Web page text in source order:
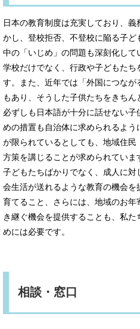
日本の教育制度は充実しており、
かし、登校拒否、不登校に陥る子
中の「いじめ」の問題も深刻化し
学校だけでなく、行政や子どもた
す。また、近年では「外国につな
もあり、そうした子供たちをきちん
必ずしも日本語が十分に話せない
めの措置も自治体に求められるよ
が限られているとしても、地域住
方策を講じることが求められていま
子どもたちばかりでなく、成人に
会生活が送れるような教育の機会
育てること、さらには、地域のお年
き継ぐ機会を提供することも、私
めには必要です。
相談・窓口